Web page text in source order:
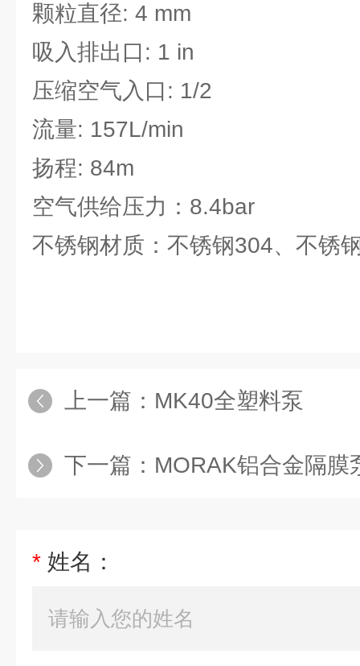
颗粒直径: 4 mm
吸入排出口: 1 in
压缩空气入口: 1/2
流量: 157L/min
扬程: 84m
空气供给压力：8.4bar
不锈钢材质：不锈钢304、不锈
上一篇： MK40全塑料泵
下一篇： MORAK铝合金隔膜
* 姓名：